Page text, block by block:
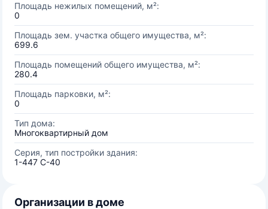
Площадь нежилых помещений, м²:
0
Площадь зем. участка общего имущества, м²:
699.6
Площадь помещений общего имущества, м²:
280.4
Площадь парковки, м²:
0
Тип дома:
Многоквартирный дом
Серия, тип постройки здания:
1-447 С-40
Организации в доме